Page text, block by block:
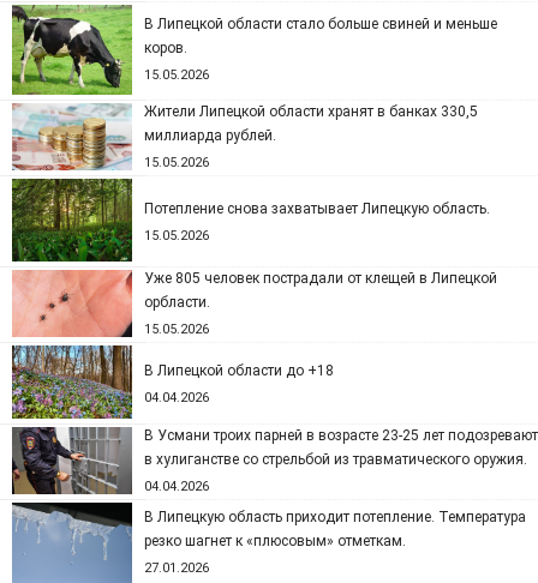
В Липецкой области стало больше свиней и меньше
коров.
15.05.2026
Жители Липецкой области хранят в банках 330,5
миллиарда рублей.
15.05.2026
Потепление снова захватывает Липецкую область.
15.05.2026
Уже 805 человек пострадали от клещей в Липецкой
орбласти.
15.05.2026
В Липецкой области до +18
04.04.2026
В Усмани троих парней в возрасте 23-25 лет подозревают
в хулиганстве со стрельбой из травматического оружия.
04.04.2026
В Липецкую область приходит потепление. Температура
резко шагнет к «плюсовым» отметкам.
27.01.2026